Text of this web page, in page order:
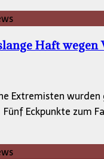
Haft
Extremisten
Eckpunkte zum